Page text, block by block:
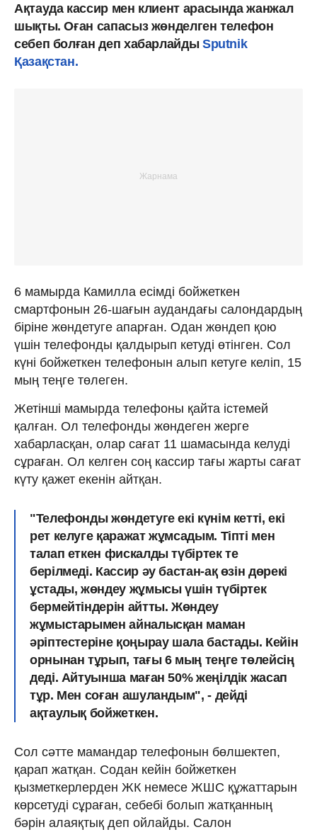
Ақтауда кассир мен клиент арасында жанжал
шықты. Оған сапасыз жөнделген телефон
себеп болған деп хабарлайды Sputnik
Қазақстан.
6 мамырда Камилла есімді бойжеткен
смартфонын 26-шағын аудандағы салондардың
біріне жөндетуге апарған. Одан жөндеп қою
үшін телефонды қалдырып кетуді өтінген. Сол
күні бойжеткен телефонын алып кетуге келіп, 15
мың теңге төлеген.
Жетінші мамырда телефоны қайта істемей
қалған. Ол телефонды жөндеген жерге
хабарласқан, олар сағат 11 шамасында келуді
сұраған. Ол келген соң кассир тағы жарты сағат
күту қажет екенін айтқан.
"Телефонды жөндетуге екі күнім кетті, екі
рет келуге қаражат жұмсадым. Тіпті мен
талап еткен фискалды түбіртек те
берілмеді. Кассир әу бастан-ақ өзін дөрекі
ұстады, жөндеу жұмысы үшін түбіртек
бермейтіндерін айтты. Жөндеу
жұмыстарымен айналысқан маман
әріптестеріне қоңырау шала бастады. Кейін
орнынан тұрып, тағы 6 мың теңге төлейсің
деді. Айтуынша маған 50% жеңілдік жасап
тұр. Мен соған ашуландым", - дейді
ақтаулық бойжеткен.
Сол сәтте мамандар телефонын бөлшектеп,
қарап жатқан. Содан кейін бойжеткен
қызметкерлерден ЖК немесе ЖШС құжаттарын
көрсетуді сұраған, себебі болып жатқанның
бәрін алаяқтық деп ойлайды. Салон